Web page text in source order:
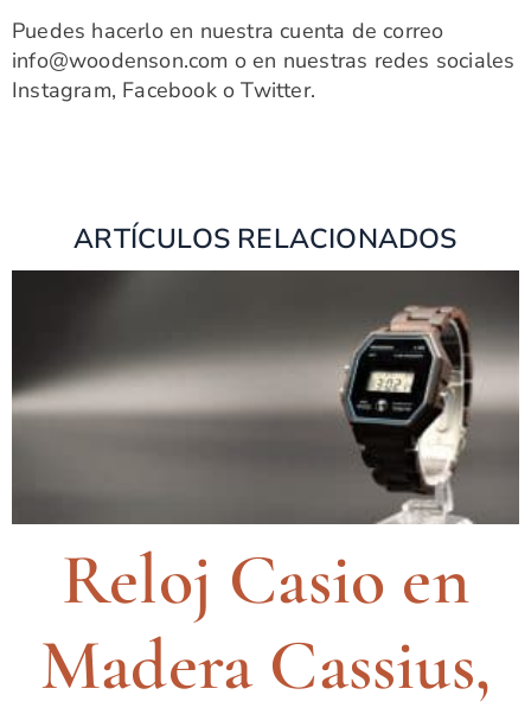
Puedes hacerlo en nuestra cuenta de correo
info@woodenson.com o en nuestras redes sociales
Instagram, Facebook o Twitter.
ARTÍCULOS RELACIONADOS
Reloj Casio en
Madera Cassius,